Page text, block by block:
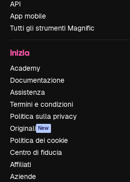
API
App mobile
Tutti gli strumenti Magnific
Inizia
Academy
Documentazione
Assistenza
Termini e condizioni
Politica sulla privacy
Originali New
Politica dei cookie
Centro di fiducia
Affiliati
Aziende